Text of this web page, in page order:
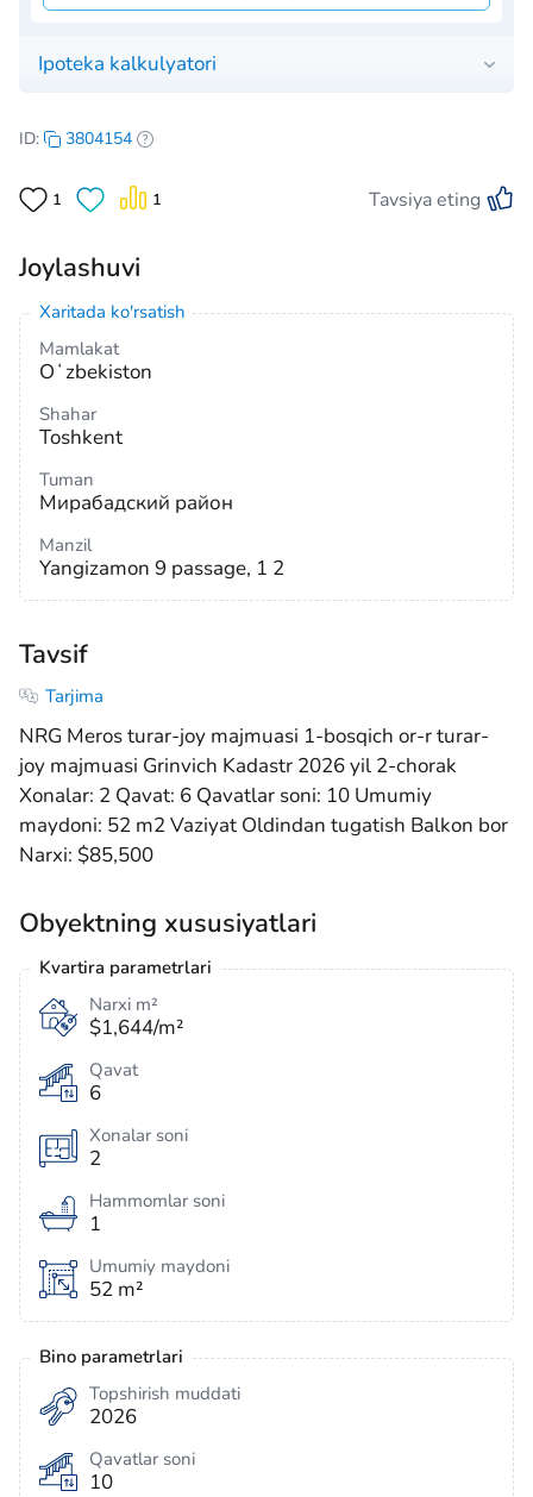
Ipoteka kalkulyatori
ID: 3804154
1 1 Tavsiya eting
Joylashuvi
Xaritada ko'rsatish
Mamlakat
Oʻzbekiston
Shahar
Toshkent
Tuman
Мирабадский район
Manzil
Yangizamon 9 passage, 1 2
Tavsif
Tarjima
NRG Meros turar-joy majmuasi 1-bosqich or-r turar-
joy majmuasi Grinvich Kadastr 2026 yil 2-chorak
Xonalar: 2 Qavat: 6 Qavatlar soni: 10 Umumiy
maydoni: 52 m2 Vaziyat Oldindan tugatish Balkon bor
Narxi: $85,500
Obyektning xususiyatlari
Kvartira parametrlari
Narxi m²
$1,644/m²
Qavat
6
Xonalar soni
2
Hammomlar soni
1
Umumiy maydoni
52 m²
Bino parametrlari
Topshirish muddati
2026
Qavatlar soni
10